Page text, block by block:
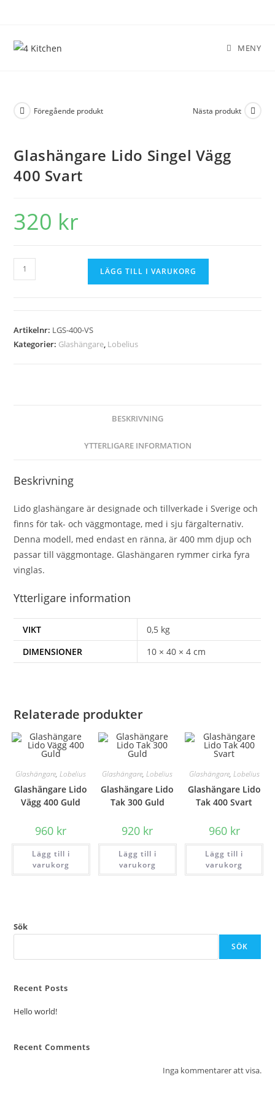
MENY
Föregående produkt Nästa produkt
Glashängare Lido Singel Vägg
400 Svart
320 kr
LÄGG TILL I VARUKORG
Artikelnr: LGS-400-VS
Kategorier: Glashängare, Lobelius
BESKRIVNING
YTTERLIGARE INFORMATION
Beskrivning
Lido glashängare är designade och tillverkade i Sverige och
finns för tak- och väggmontage, med i sju färgalternativ.
Denna modell, med endast en ränna, är 400 mm djup och
passar till väggmontage. Glashängaren rymmer cirka fyra
vinglas.
Ytterligare information
VIKT
0,5 kg
DIMENSIONER
10 × 40 × 4 cm
Relaterade produkter
Glashängare,Lobelius
Glashängare Lido
Vägg 400 Guld
960 kr
Lägg till i
varukorg
Glashängare,Lobelius
Glashängare Lido
Tak 300 Guld
920 kr
Lägg till i
varukorg
Glashängare, Lobelius
Glashängare Lido
Tak 400 Svart
960 kr
Lägg till i
varukorg
Sök
SÖK
Recent Posts
Hello world!
Recent Comments
Inga kommentarer att visa.